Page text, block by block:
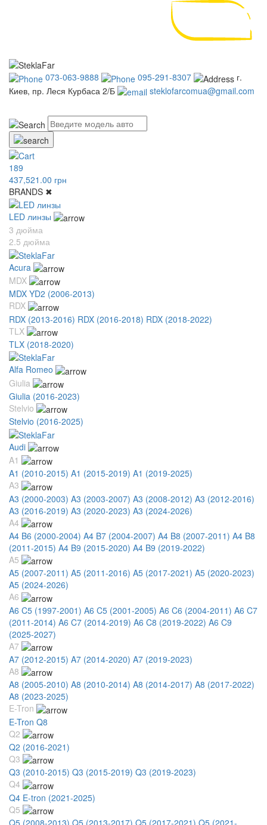
073-063-9888 095-291-8307
г.
Киев, пр. Леся Курбаса 2/Б
steklofarcomua@gmail.com
189
437,521.00 грн
BRANDS ✖
LED линзы
3 дюйма
2.5 дюйма
Acura
MDX
MDX YD2 (2006-2013)
RDX
RDX (2013-2016) RDX (2016-2018) RDX (2018-2022)
TLX
TLX (2018-2020)
Alfa Romeo
Giulia
Giulia (2016-2023)
Stelvio
Stelvio (2016-2025)
Audi
A1
A1 (2010-2015) A1 (2015-2019) A1 (2019-2025)
A3
A3 (2000-2003) A3 (2003-2007) A3 (2008-2012) A3 (2012-2016)
A3 (2016-2019) A3 (2020-2023) A3 (2024-2026)
A4
A4 B6 (2000-2004) A4 B7 (2004-2007) A4 B8 (2007-2011) A4 B8
(2011-2015) A4 B9 (2015-2020) A4 B9 (2019-2022)
A5
A5 (2007-2011) A5 (2011-2016) A5 (2017-2021) A5 (2020-2023)
A5 (2024-2026)
A6
A6 C5 (1997-2001) A6 C5 (2001-2005) A6 C6 (2004-2011) A6 C7
(2011-2014) A6 C7 (2014-2019) A6 C8 (2019-2022) A6 C9
(2025-2027)
A7
A7 (2012-2015) A7 (2014-2020) A7 (2019-2023)
A8
A8 (2005-2010) A8 (2010-2014) A8 (2014-2017) A8 (2017-2022)
A8 (2023-2025)
E-Tron
E-Tron Q8
Q2
Q2 (2016-2021)
Q3
Q3 (2010-2015) Q3 (2015-2019) Q3 (2019-2023)
Q4
Q4 E-tron (2021-2025)
Q5
Q5 (2008-2013) Q5 (2013-2017) Q5 (2017-2021) Q5 (2021-